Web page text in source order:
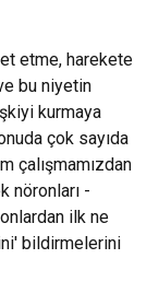
etme, harekete
bu niyetin
kurmaya
çok sayıda
çalışmamızdan
nöronları -
ilk ne
bildirmelerini